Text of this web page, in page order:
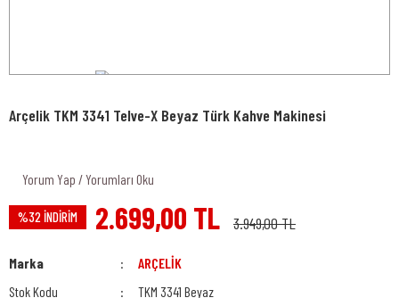
Arçelik TKM 3341 Telve-X Beyaz Türk Kahve Makinesi
Yorum Yap / Yorumları Oku
%32 İNDİRİM 2.699,00 TL 3.949,00 TL
Marka
ARÇELİK
Stok Kodu
TKM 3341 Beyaz